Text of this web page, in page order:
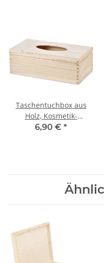
Taschentuchbox aus
Holz, Kosmetik-
Tissuebox mit
6,90 € *